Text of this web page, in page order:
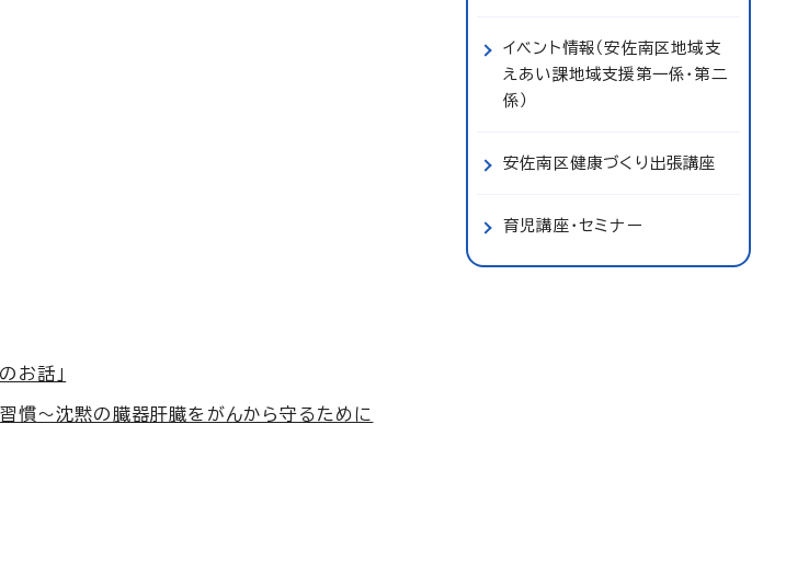
お話」
慣～沈黙の臓器肝臓をがんから守るために
イベント情報（安佐南区地域支
えあい課地域支援第一係・第二
係）
安佐南区健康づくり出張講座
育児講座・セミナー